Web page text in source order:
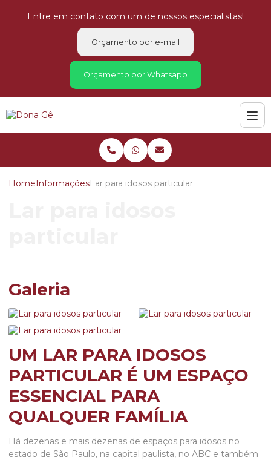
Entre em contato com um de nossos especialistas!
Orçamento por e-mail
Orçamento por Whatsapp
HomeInformaçõesLar para idosos particular
Galeria
UM LAR PARA IDOSOS
PARTICULAR É UM ESPAÇO
ESSENCIAL PARA
QUALQUER FAMÍLIA
Há dezenas e mais dezenas de espaços para idosos no
estado de São Paulo, na capital paulista, no ABC e também